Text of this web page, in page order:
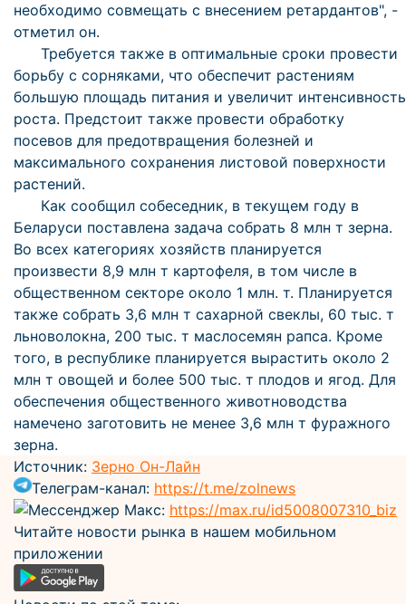
необходимо совмещать с внесением ретардантов", -
отметил он.
Требуется также в оптимальные сроки провести
борьбу с сорняками, что обеспечит растениям
большую площадь питания и увеличит интенсивность
роста. Предстоит также провести обработку
посевов для предотвращения болезней и
максимального сохранения листовой поверхности
растений.
Как сообщил собеседник, в текущем году в
Беларуси поставлена задача собрать 8 млн т зерна.
Во всех категориях хозяйств планируется
произвести 8,9 млн т картофеля, в том числе в
общественном секторе около 1 млн. т. Планируется
также собрать 3,6 млн т сахарной свеклы, 60 тыс. т
льноволокна, 200 тыс. т маслосемян рапса. Кроме
того, в республике планируется вырастить около 2
млн т овощей и более 500 тыс. т плодов и ягод. Для
обеспечения общественного животноводства
намечено заготовить не менее 3,6 млн т фуражного
зерна.
Источник: Зерно Он-Лайн
Телеграм-канал: https://t.me/zolnews
Мессенджер Макс: https://max.ru/id5008007310_biz
Читайте новости рынка в нашем мобильном
приложении